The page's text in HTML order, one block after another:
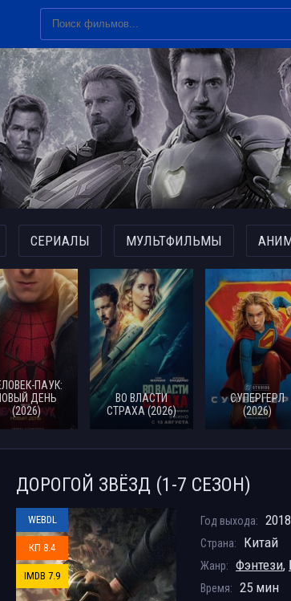
СЕРИАЛЫ МУЛЬТФИЛЬМЫ
ПАУК:
ДЕНЬ
(2026)
ВО ВЛАСТИ
СТРАХА (2026)
СУПЕРГЕРЛ
(2026)
ДОРОГОЙ ЗВЁЗД (1-7 СЕЗОН)
WEBDL
КП 8.4
IMDB 7.9
Год выхода: 2018
Страна: Китай
Жанр: Фэнтези,
Время: 25 мин